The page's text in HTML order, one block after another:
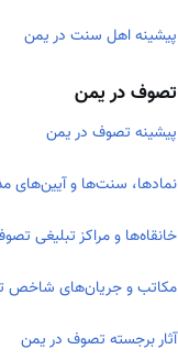
پیشینه اهل سنت در یمن
تصوف در یمن
پیشینه تصوف در یمن
نمادها، سنت‌ها و
خانقاه‌ها و مراکز تبلیغی
مکاتب و جریان‌های شاخص
آثار برجسته تصوف در یمن